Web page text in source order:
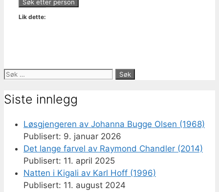
Lik dette:
Søk
Siste innlegg
Løsgjengeren av Johanna Bugge Olsen (1968)
9. januar 2026
Det lange farvel av Raymond Chandler (2014)
11. april 2025
Natten i Kigali av Karl Hoff (1996)
11. august 2024